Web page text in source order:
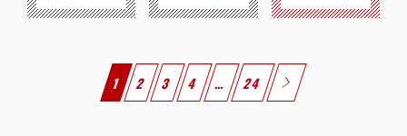
1 2 3 4 … 24